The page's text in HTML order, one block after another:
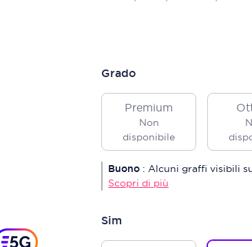
Grado
Premium
Non
disponibile
Buono : Alcuni graffi visibili
Scopri di più
Sim